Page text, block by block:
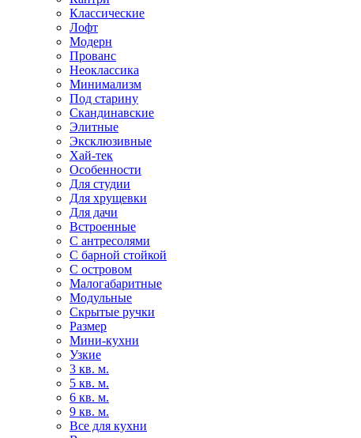
Классические
Лофт
Модерн
Прованс
Неоклассика
Минимализм
Под старину
Скандинавские
Элитные
Эксклюзивные
Хай-тек
Особенности
Для студии
Для хрущевки
Для дачи
Встроенные
С антресолями
С барной стойкой
С островом
Малогабаритные
Модульные
Скрытые ручки
Размер
Мини-кухни
Узкие
3 кв. м.
5 кв. м.
6 кв. м.
9 кв. м.
Все для кухни